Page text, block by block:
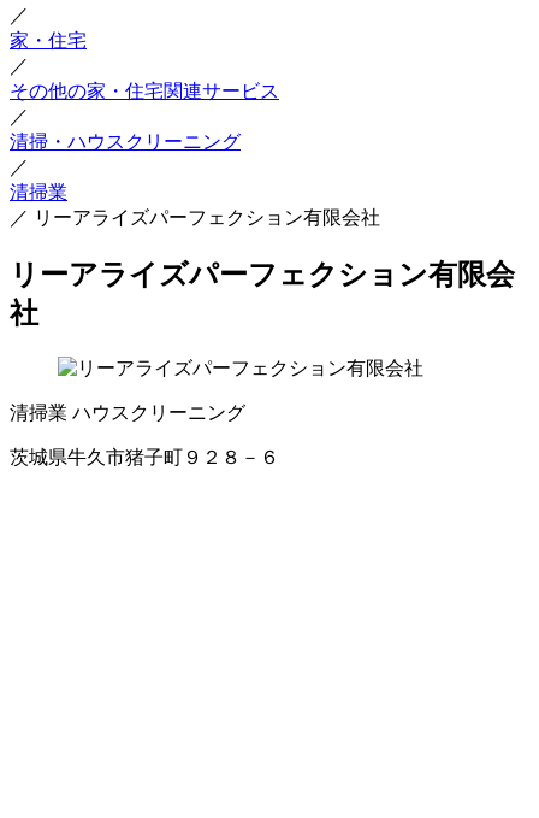
／
家・住宅
／
その他の家・住宅関連サービス
／
清掃・ハウスクリーニング
／
清掃業
／ リーアライズパーフェクション有限会社
リーアライズパーフェクション有限会
社
清掃業 ハウスクリーニング
茨城県牛久市猪子町９２８－６